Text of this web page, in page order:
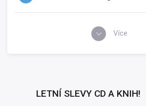
Více
LETNÍ SLEVY CD A KNIH!